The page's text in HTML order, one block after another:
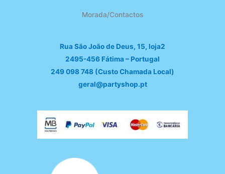
Morada/Contactos
Rua São João de Deus, 15, loja2
2495-456 Fátima – Portugal
249 098 748 (Custo Chamada Local)
geral@partyshop.pt